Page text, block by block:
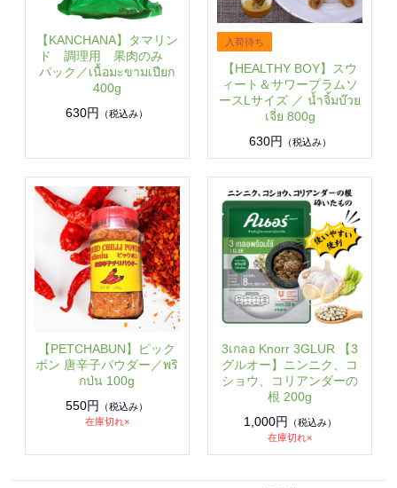
【KANCHANA】タマリン
ド 調理用 果肉のみ
パック／เนื้อมะขามเปียก
400g
630円
（税込み）
【HEALTHY BOY】スウ
ィート＆サワープラムソ
ースLサイズ ／ น้ำจิ้มบ๊วย
เจี่ย 800g
630円
（税込み）
【PETCHABUN】ピック
ポン 唐辛子パウダー／พริ
กป่น 100g
550円
（税込み）
在庫切れ×
3เกลอ Knorr 3GLUR 【3
グルオー】ニンニク、コ
ショウ、コリアンダーの
根 200g
1,000円
（税込み）
在庫切れ×